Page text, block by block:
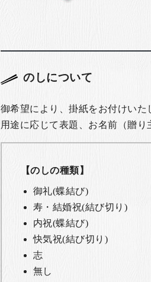
のしについて
御希望により、掛紙をお付けいた
用途に応じて表題、お名前（贈り
【のしの種類】
御礼(蝶結び)
寿・結婚祝(結び切り)
内祝(蝶結び)
快気祝(結び切り)
志
無し